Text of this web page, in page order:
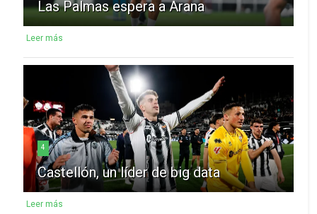
Las Palmas espera a Arana
Leer más
4
Castellón, un líder de big data
Leer más